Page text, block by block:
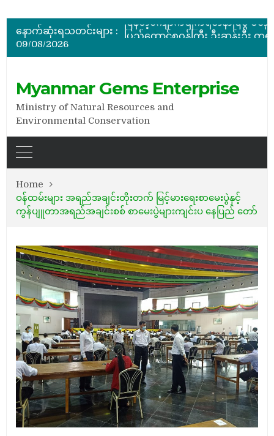
နောက်ဆုံးရသတင်းများ :
အိတ်ဖွင့်တင်ဒါခေါ်ယူခြင်း
09/08/2026
Myanmar Gems Enterprise
Ministry of Natural Resources and
Environmental Conservation
Home
ဝန်ထမ်းများ အရည်အချင်းတိုးတက် မြင့်မားရေးစာမေးပွဲနှင့်
ကွန်ပျူတာအရည်အချင်းစစ် စာမေးပွဲများကျင်းပ နေပြည် တော်